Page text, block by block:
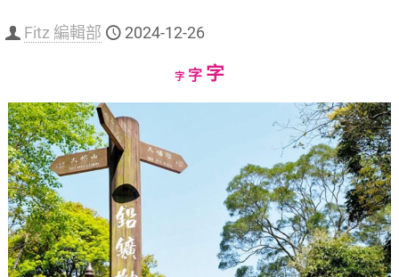
Fitz 編輯部 2024-12-26
字Decrease
字Reset
字Increase